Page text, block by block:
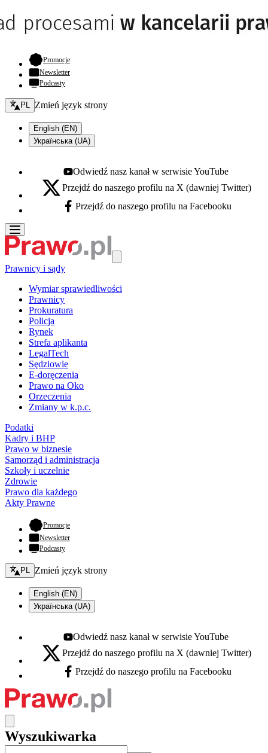
Promocje- otwiera się w nowej karcie
Newsletter
Podcasty
Zmień język - bieżący:
PL Zmień język strony
English (EN)
Українська (UA)
Youtube - otwiera się w nowej karcie
Odwiedź nasz kanał w serwisie YouTube
X - otwiera się w nowej karcie
Przejdź do naszego profilu na X (dawniej Twitter)
Facebook - otwiera się w nowej karcie
Przejdź do naszego profilu na Facebooku
Prawnicy i sądy
Wymiar sprawiedliwości
Prawnicy
Prokuratura
Policja
Rynek
Strefa aplikanta
LegalTech
Sędziowie
E-doręczenia
Prawo na Oko
Orzeczenia
Zmiany w k.p.c.
Podatki
Kadry i BHP
Prawo w biznesie
Samorząd i administracja
Szkoły i uczelnie
Zdrowie
Prawo dla każdego
Akty Prawne
Promocje- otwiera się w nowej karcie
Newsletter
Podcasty
Zmień język - bieżący:
PL Zmień język strony
English (EN)
Українська (UA)
Youtube - otwiera się w nowej karcie
Odwiedź nasz kanał w serwisie YouTube
X - otwiera się w nowej karcie
Przejdź do naszego profilu na X (dawniej Twitter)
Facebook - otwiera się w nowej karcie
Przejdź do naszego profilu na Facebooku
Wyszukiwarka